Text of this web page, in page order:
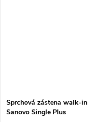
Sprchová zástena walk-in
Sanovo Single Plus